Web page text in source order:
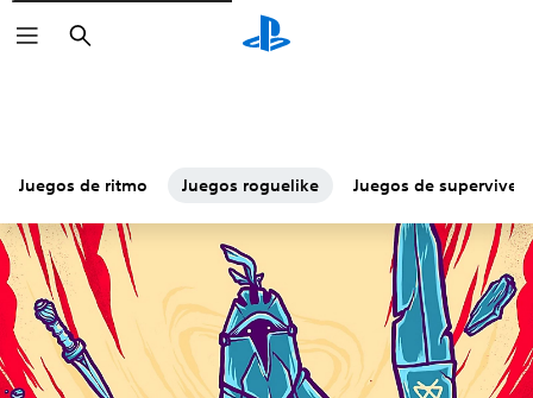
Buscar
Juegos de ritmo Juegos roguelike Juegos de